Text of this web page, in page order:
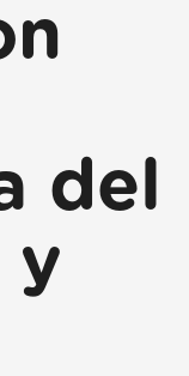
del
y